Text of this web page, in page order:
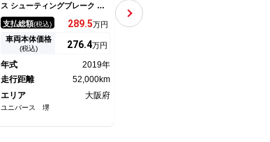
ス シューティングブレーク Ｃ
ＬＡ２００ｄシュティングブレ
ＡＭＧレザエクスクルＰ サン
ルーフ レーダーセーフティＰ
ＫＧ アドバンスドＰＫＧ レ
ナビゲーションＰＫＧ マルチ
ビームＬＥＤヘッド 純正１８
エアコン パワーシート
支払総額(税込) 289.5万円
車両本体価格
(税込) 276.4万円
年式
2019年
走行距離
52,000km
エリア
大阪府
ユニバース 堺
ス シューティングブレーク Ｃ
ＬＡ１８０ シューティングブ
レーク ＡＭＧスタイル レー
支払総額